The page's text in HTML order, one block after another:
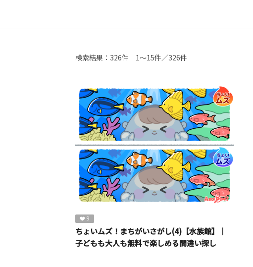
検索結果： 326件 1～15件／326件
9
ちょいムズ！まちがいさがし(4)【水族館】｜
子どもも大人も無料で楽しめる間違い探し